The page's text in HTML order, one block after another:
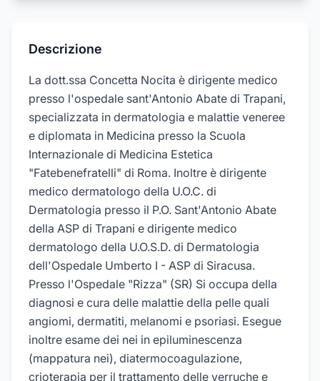
Descrizione
La dott.ssa Concetta Nocita è dirigente medico
presso l'ospedale sant'Antonio Abate di Trapani,
specializzata in dermatologia e malattie veneree
e diplomata in Medicina presso la Scuola
Internazionale di Medicina Estetica
"Fatebenefratelli" di Roma. Inoltre è dirigente
medico dermatologo della U.O.C. di
Dermatologia presso il P.O. Sant'Antonio Abate
della ASP di Trapani e dirigente medico
dermatologo della U.O.S.D. di Dermatologia
dell'Ospedale Umberto I - ASP di Siracusa.
Presso l'Ospedale "Rizza" (SR) Si occupa della
diagnosi e cura delle malattie della pelle quali
angiomi, dermatiti, melanomi e psoriasi. Esegue
inoltre esame dei nei in epiluminescenza
(mappatura nei), diatermocoagulazione,
crioterapia per il trattamento delle verruche e